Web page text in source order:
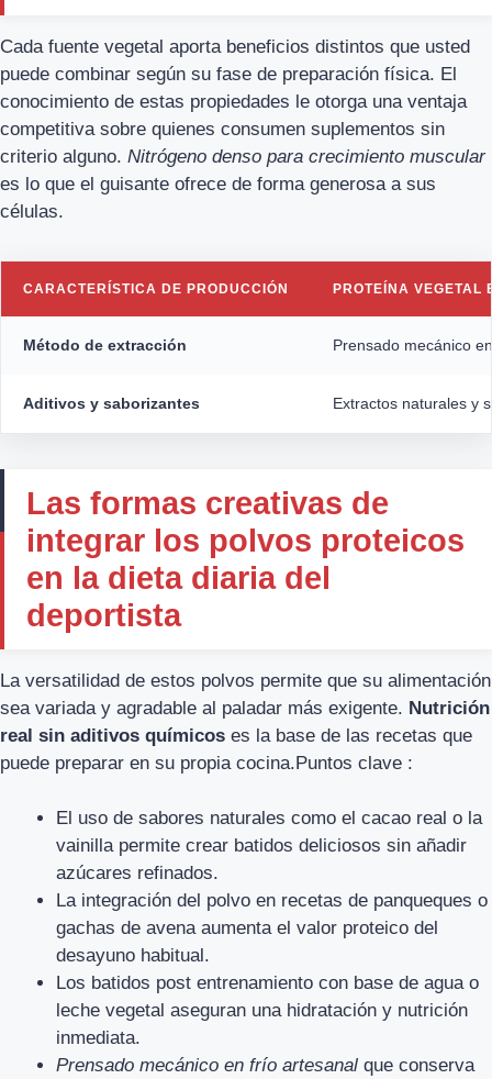
Cada fuente vegetal aporta beneficios distintos que usted
puede combinar según su fase de preparación física. El
conocimiento de estas propiedades le otorga una ventaja
competitiva sobre quienes consumen suplementos sin
criterio alguno. Nitrógeno denso para crecimiento muscular
es lo que el guisante ofrece de forma generosa a sus
células.
CARACTERÍSTICA DE PRODUCCIÓN PROTEÍNA VEGETAL
Método de extracción Prensado mecánico
Aditivos y saborizantes Extractos naturales y
Las formas creativas de
integrar los polvos proteicos
en la dieta diaria del
deportista
La versatilidad de estos polvos permite que su alimentación
sea variada y agradable al paladar más exigente. Nutrición
real sin aditivos químicos es la base de las recetas que
puede preparar en su propia cocina.Puntos clave :
El uso de sabores naturales como el cacao real o la
vainilla permite crear batidos deliciosos sin añadir
azúcares refinados.
La integración del polvo en recetas de panqueques o
gachas de avena aumenta el valor proteico del
desayuno habitual.
Los batidos post entrenamiento con base de agua o
leche vegetal aseguran una hidratación y nutrición
inmediata.
Prensado mecánico en frío artesanal que conserva